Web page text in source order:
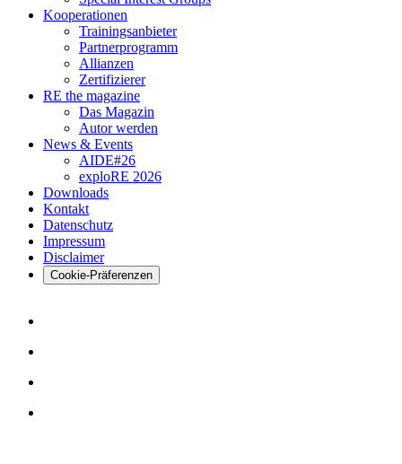
Kooperationen
Trainingsanbieter
Partnerprogramm
Allianzen
Zertifizierer
RE the magazine
Das Magazin
Autor werden
News & Events
AIDE#26
exploRE 2026
Downloads
Kontakt
Datenschutz
Impressum
Disclaimer
Cookie-Präferenzen